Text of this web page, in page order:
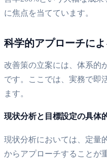
に焦点を当てています。
科学的アプローチに
改善策の立案には、体系的
です。ここでは、実務で即
ます。
現状分析と目標設定の具体
現状分析においては、定量
からアプローチすることが